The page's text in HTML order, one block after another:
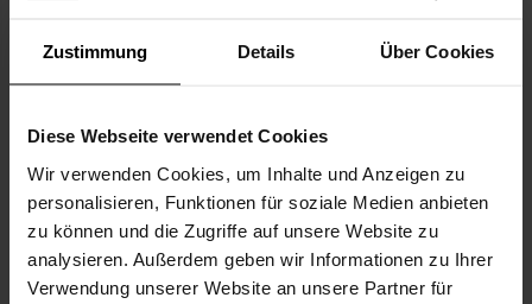
Zustimmung Details Über Cookies
Diese Webseite verwendet Cookies
Wir verwenden Cookies, um Inhalte und Anzeigen zu
personalisieren, Funktionen für soziale Medien anbieten
zu können und die Zugriffe auf unsere Website zu
analysieren. Außerdem geben wir Informationen zu Ihrer
Verwendung unserer Website an unsere Partner für
KONTAKT
Blumenhaus Engel
Engel, Hartwig-Uwe
Annostr. 6
57489 Drolshagen